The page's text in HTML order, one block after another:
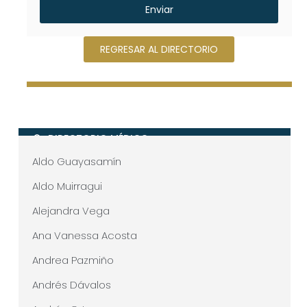
DIRECTORIO MÉDICO
Aldo Guayasamín
Aldo Muirragui
Alejandra Vega
Ana Vanessa Acosta
Andrea Pazmiño
Andrés Dávalos
Enviar
REGRESAR AL DIRECTORIO